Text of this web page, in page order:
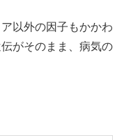
以外の因子もかかわ
がそのまま、病気の